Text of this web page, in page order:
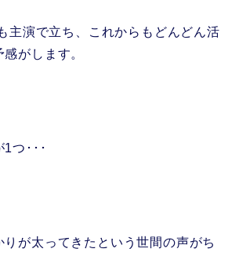
主演で立ち、これからもどんどん活
がします。
1つ･･･
りが太ってきたという世間の声がち